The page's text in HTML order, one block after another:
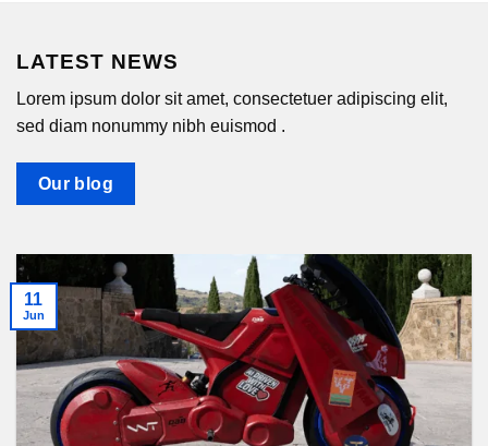
LATEST NEWS
Lorem ipsum dolor sit amet, consectetuer adipiscing elit,
sed diam nonummy nibh euismod .
Our blog
11
Jun